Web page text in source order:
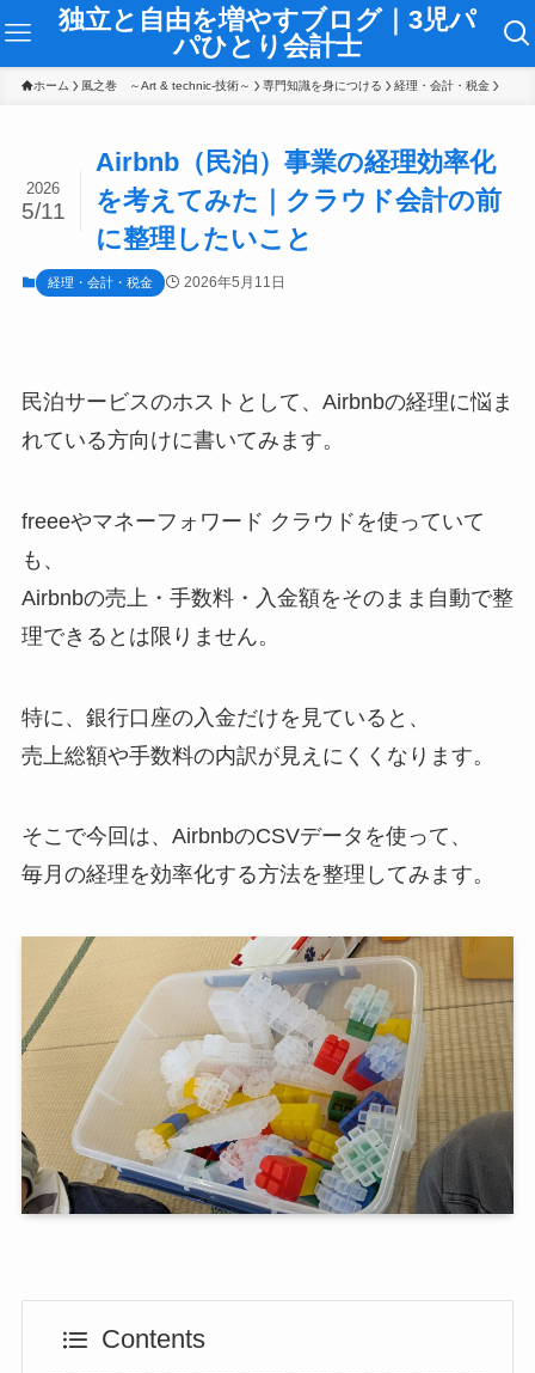
独立と自由を増やすブログ｜3児パ
パひとり会計士
ホーム 風之巻 ～Art & technic-技術～ 専門知識を身につける 経理・会計・税金
Airbnb（民泊）事業の経理効率化
を考えてみた｜クラウド会計の前
に整理したいこと
2026
5/11
経理・会計・税金 2026年5月11日
民泊サービスのホストとして、Airbnbの経理に悩ま
れている方向けに書いてみます。
freeeやマネーフォワード クラウドを使っていて
も、
Airbnbの売上・手数料・入金額をそのまま自動で整
理できるとは限りません。
特に、銀行口座の入金だけを見ていると、
売上総額や手数料の内訳が見えにくくなります。
そこで今回は、AirbnbのCSVデータを使って、
毎月の経理を効率化する方法を整理してみます。
Contents